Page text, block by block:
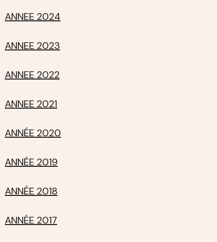
ANNEE 2024
ANNEE 2023
ANNEE 2022
ANNEE 2021
ANNÉE 2020
ANNÉE 2019
ANNÉE 2018
ANNÉE 2017